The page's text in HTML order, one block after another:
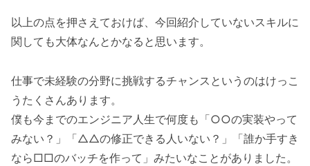
以上の点を押さえておけば、今回紹介していないスキルに
関しても大体なんとかなると思います。
仕事で未経験の分野に挑戦するチャンスというのはけっこ
うたくさんあります。
僕も今までのエンジニア人生で何度も「○○の実装やって
みない？」「△△の修正できる人いない？」「誰か手すき
なら□□のバッチを作って」みたいなことがありました。